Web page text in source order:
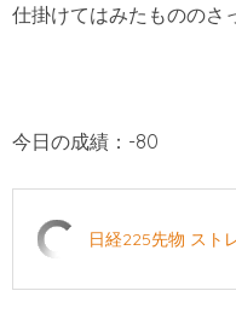
仕掛けてはみたもののさ
今日の成績：-80
日経225先物 スト